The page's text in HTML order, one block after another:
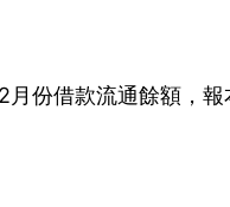
月份借款流通餘額，報